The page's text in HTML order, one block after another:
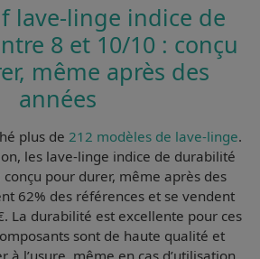
lave-linge indice de
8 et 10/10 : conçu
même après des
années
plus de 212 modèles de lave-linge.
les lave-linge indice de durabilité
pour durer, même après des
62% des références et se vendent
La durabilité est excellente pour ces
sont de haute qualité et
à l’usure, même en cas d’utilisation